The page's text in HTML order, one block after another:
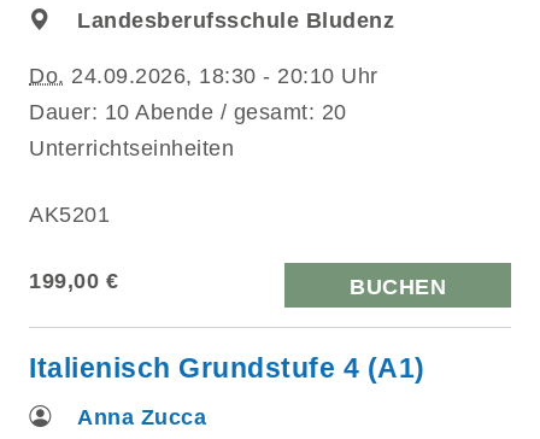
Landesberufsschule Bludenz
Do. 24.09.2026, 18:30 - 20:10 Uhr
Dauer: 10 Abende / gesamt: 20
Unterrichtseinheiten
AK5201
199,00 € BUCHEN
Italienisch Grundstufe 4 (A1)
Anna Zucca